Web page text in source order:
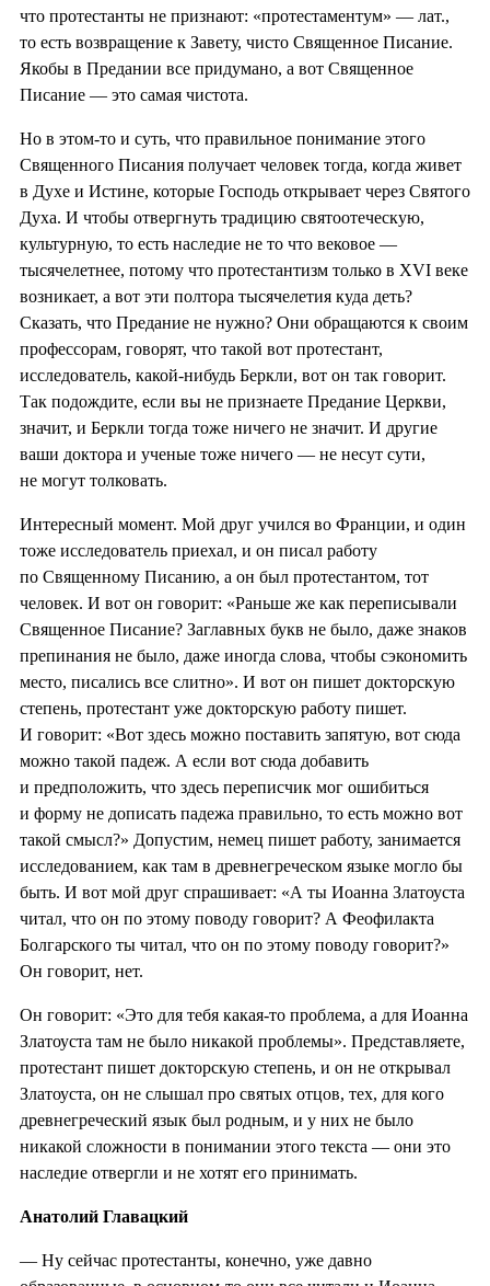
что протестанты не признают: «протестаментум» — лат.,
то есть возвращение к Завету, чисто Священное Писание.
Якобы в Предании все придумано, а вот Священное
Писание — это самая чистота.
Но в этом-то и суть, что правильное понимание этого
Священного Писания получает человек тогда, когда живет
в Духе и Истине, которые Господь открывает через Святого
Духа. И чтобы отвергнуть традицию святоотеческую,
культурную, то есть наследие не то что вековое —
тысячелетнее, потому что протестантизм только в XVI веке
возникает, а вот эти полтора тысячелетия куда деть?
Сказать, что Предание не нужно? Они обращаются к своим
профессорам, говорят, что такой вот протестант,
исследователь, какой-нибудь Беркли, вот он так говорит.
Так подождите, если вы не признаете Предание Церкви,
значит, и Беркли тогда тоже ничего не значит. И другие
ваши доктора и ученые тоже ничего — не несут сути,
не могут толковать.
Интересный момент. Мой друг учился во Франции, и один
тоже исследователь приехал, и он писал работу
по Священному Писанию, а он был протестантом, тот
человек. И вот он говорит: «Раньше же как переписывали
Священное Писание? Заглавных букв не было, даже знаков
препинания не было, даже иногда слова, чтобы сэкономить
место, писались все слитно». И вот он пишет докторскую
степень, протестант уже докторскую работу пишет.
И говорит: «Вот здесь можно поставить запятую, вот сюда
можно такой падеж. А если вот сюда добавить
и предположить, что здесь переписчик мог ошибиться
и форму не дописать падежа правильно, то есть можно вот
такой смысл?» Допустим, немец пишет работу, занимается
исследованием, как там в древнегреческом языке могло бы
быть. И вот мой друг спрашивает: «А ты Иоанна Златоуста
читал, что он по этому поводу говорит? А Феофилакта
Болгарского ты читал, что он по этому поводу говорит?»
Он говорит, нет.
Он говорит: «Это для тебя какая-то проблема, а для Иоанна
Златоуста там не было никакой проблемы». Представляете,
протестант пишет докторскую степень, и он не открывал
Златоуста, он не слышал про святых отцов, тех, для кого
древнегреческий язык был родным, и у них не было
никакой сложности в понимании этого текста — они это
наследие отвергли и не хотят его принимать.
Анатолий Главацкий
— Ну сейчас протестанты, конечно, уже давно